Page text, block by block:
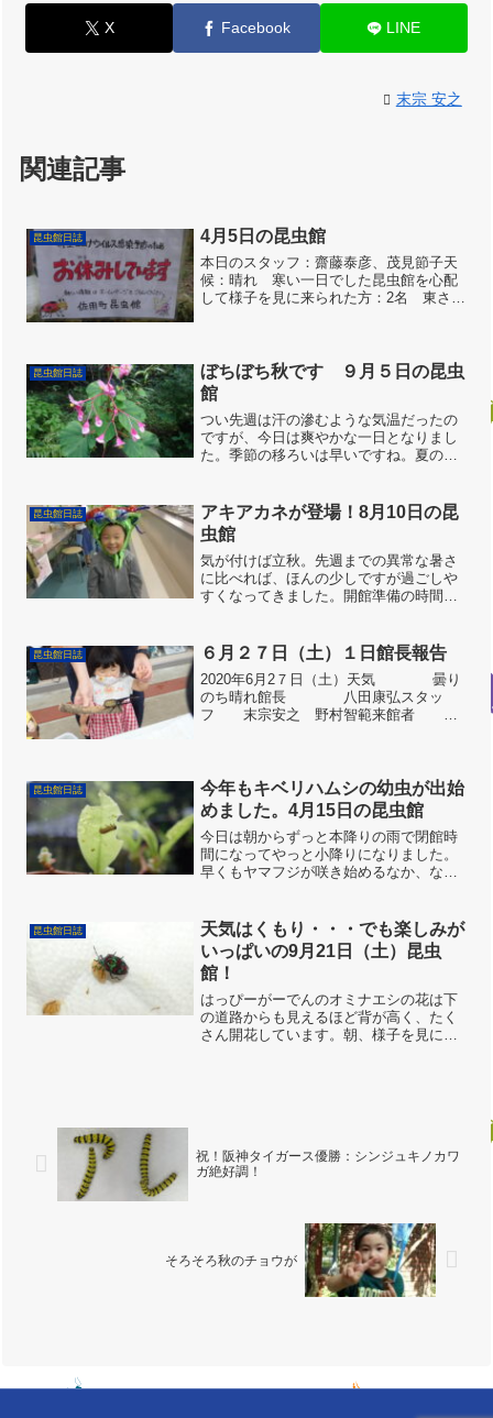
X Facebook LINE
末宗 安之
関連記事
昆虫館日誌 4月5日の昆虫館
本日のスタッフ：齋藤泰彦、茂見節子天
候：晴れ 寒い一日でした昆虫館を心配
して様子を見に来られた方：2名 東さ
た。皮肉にも瑠璃寺参道...
昆虫館日誌
ぼちぼち秋です ９月５日の昆虫
館
つい先週は汗の滲むような気温だったの
ですが、今日は爽やかな一日となりまし
た。季節の移ろいは早いですね。夏の間
てぼちぼちと秋の花が咲きだしました。
シュウカイドウやシュウメ...
昆虫館日誌
アキアカネが登場！8月10日の昆
虫館
気が付けば立秋。先週までの異常な暑さ
に比べれば、ほんの少しですが過ごしや
すくなってきました。開館準備の時間に
がヒメキマダラセセリも目撃。寺谷川の
土手に止まった赤トンボが...
昆虫館日誌 ６月２７日（土）１日館長報告
2020年6月2７日（土）天気 曇り
のち晴れ館長 八田康弘スタッ
フ 末宗安之 野村智範来館者 ８
少なめでチョウも周辺で...
昆虫館日誌
今年もキベリハムシの幼虫が出始
めました。4月15日の昆虫館
今日は朝からずっと本降りの雨で閉館時
間になってやっと小降りになりました。
早くもヤマフジが咲き始めるなか、なぜ
がまだ咲いていました。（ヤエザクラや
ヤマザクラはまだ咲いてい...
昆虫館日誌
天気はくもり・・・でも楽しみが
いっぱいの9月21日（土）昆虫
館！
はっぴーがーでんのオミナエシの花は下
の道路からも見えるほど背が高く、たく
さん開花しています。朝、様子を見に行
祝！阪神タイガース優勝：シンジュキノカワ
ガ絶好調！
そろそろ秋のチョウが